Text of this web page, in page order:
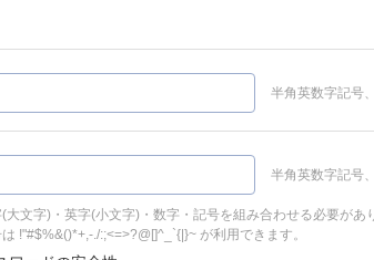
半角英数字記号
半角英数字記号
大文字)・英字(小文字)・数字・記号を組み合わせる必要があ
!"#$%&()*+,-./:;<=>?@[]^_`{|}~ が利用できます。